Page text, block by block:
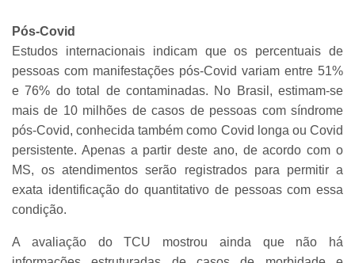
Pós-Covid
Estudos internacionais indicam que os percentuais de
pessoas com manifestações pós-Covid variam entre 51%
e 76% do total de contaminadas. No Brasil, estimam-se
mais de 10 milhões de casos de pessoas com síndrome
pós-Covid, conhecida também como Covid longa ou Covid
persistente. Apenas a partir deste ano, de acordo com o
MS, os atendimentos serão registrados para permitir a
exata identificação do quantitativo de pessoas com essa
condição.
A avaliação do TCU mostrou ainda que não há